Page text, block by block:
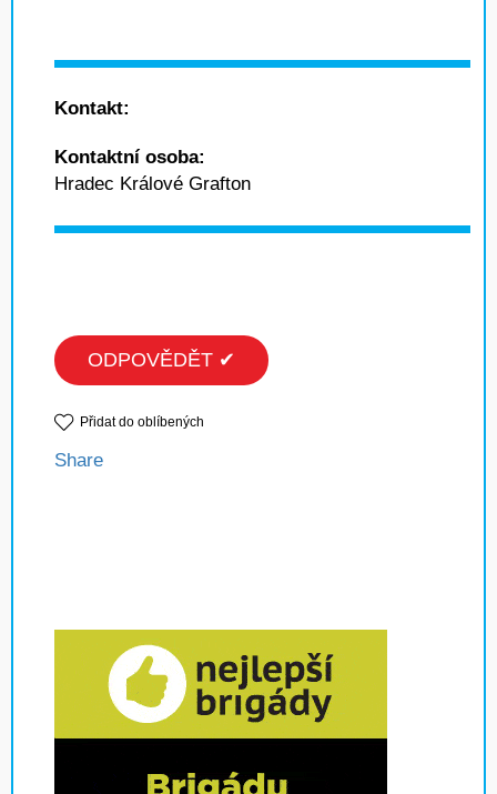
Kontakt:
Kontaktní osoba:
Hradec Králové Grafton
ODPOVĚDĚT ✔
Přidat do oblíbených
Share